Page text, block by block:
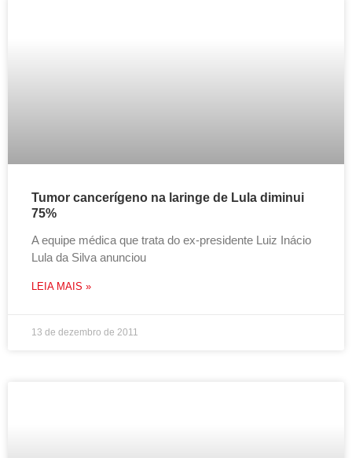
Tumor cancerígeno na laringe de Lula diminui
75%
A equipe médica que trata do ex-presidente Luiz Inácio
Lula da Silva anunciou
LEIA MAIS »
13 de dezembro de 2011